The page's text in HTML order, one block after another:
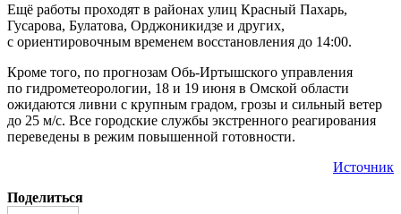
Ещё работы проходят в районах улиц Красный Пахарь,
Гусарова, Булатова, Орджоникидзе и других,
с ориентировочным временем восстановления до 14:00.
Кроме того, по прогнозам Обь-Иртышского управления
по гидрометеорологии, 18 и 19 июня в Омской области
ожидаются ливни с крупным градом, грозы и сильный ветер
до 25 м/с. Все городские службы экстренного реагирования
переведены в режим повышенной готовности.
Источник
Поделиться